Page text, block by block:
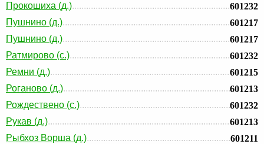
Прокошиха (д.)
601232
Пушнино (д.)
601217
Пушнино (д.)
601217
Ратмирово (с.)
601232
Ремни (д.)
601215
Роганово (д.)
601213
Рождествено (с.)
601232
Рукав (д.)
601213
Рыбхоз Ворша (д.)
601211